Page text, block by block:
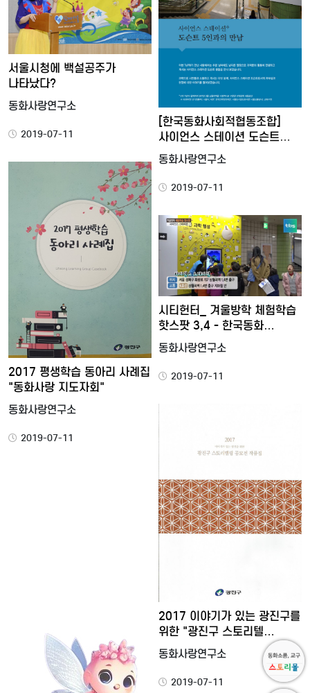
[한국동화사회적협동조합]
사이언스 스테이션 도슨트
5인…
동화사랑연구소
2019-07-11
서울시청에 백설공주가
나타났다?
동화사랑연구소
2019-07-11
2017 평생학습 동아리 사례집
"동화사랑 지도자회"
동화사랑연구소
2019-07-11
시티헌터_ 겨울방학 체험학습
핫스팟 3,4 - 한국동화…
동화사랑연구소
2019-07-11
2017 이야기가 있는 광진구를
위한 "광진구 스토리텔…
동화사랑연구소
2019-07-11